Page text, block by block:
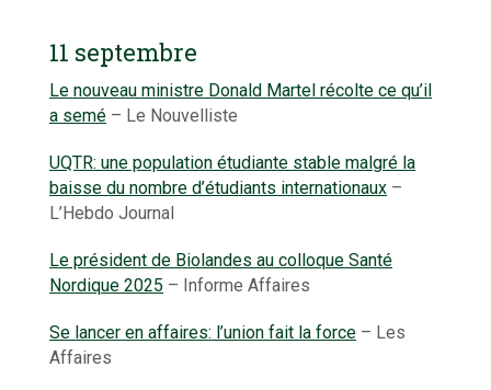
11 septembre
Le nouveau ministre Donald Martel récolte ce qu’il
a semé – Le Nouvelliste
UQTR: une population étudiante stable malgré la
baisse du nombre d’étudiants internationaux –
L’Hebdo Journal
Le président de Biolandes au colloque Santé
Nordique 2025 – Informe Affaires
Se lancer en affaires: l’union fait la force – Les
Affaires